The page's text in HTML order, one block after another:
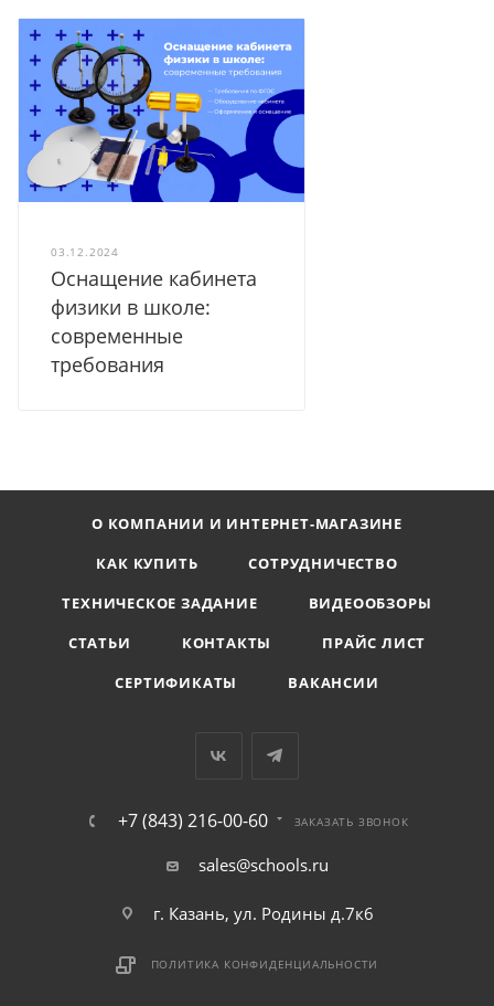
03.12.2024
Оснащение кабинета
физики в школе:
современные
требования
О КОМПАНИИ И ИНТЕРНЕТ-МАГАЗИНЕ
КАК КУПИТЬ
СОТРУДНИЧЕСТВО
ТЕХНИЧЕСКОЕ ЗАДАНИЕ
ВИДЕООБЗОРЫ
СТАТЬИ
КОНТАКТЫ
ПРАЙС ЛИСТ
СЕРТИФИКАТЫ
ВАКАНСИИ
+7 (843) 216-00-60 ЗАКАЗАТЬ ЗВОНОК
sales@schools.ru
г. Казань, ул. Родины д.7к6
ПОЛИТИКА КОНФИДЕНЦИАЛЬНОСТИ